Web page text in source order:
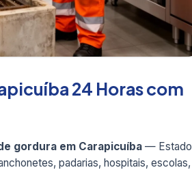
24 Horas com
gordura em Carapicuíba — Estado
padarias, hospitais, escolas,